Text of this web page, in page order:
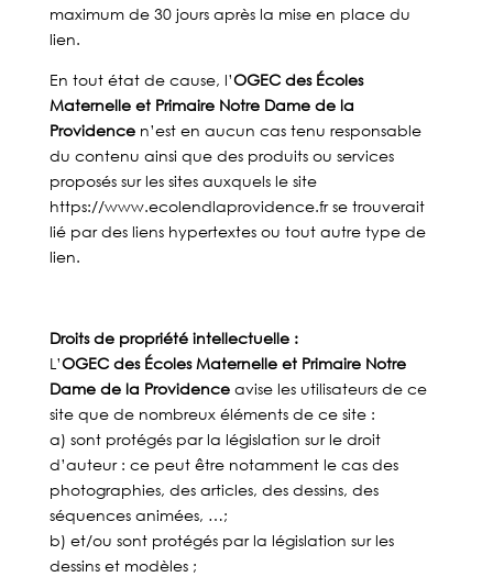
maximum de 30 jours après la mise en place du
lien.
En tout état de cause, l’OGEC des Écoles
Maternelle et Primaire Notre Dame de la
Providencen’est en aucun cas tenu responsable
du contenu ainsi que des produits ou services
proposés sur les sites auxquels le site
https://www.ecolendlaprovidence.fr se trouverait
lié par des liens hypertextes ou tout autre type de
lien.
Droits de propriété intellectuelle :
L’OGEC des Écoles Maternelle et Primaire Notre
Dame de la Providenceavise les utilisateurs de ce
site que de nombreux éléments de ce site :
a) sont protégés par la législation sur le droit
d’auteur : ce peut être notamment le cas des
photographies, des articles, des dessins, des
séquences animées, …;
b) et/ou sont protégés par la législation sur les
dessins et modèles ;